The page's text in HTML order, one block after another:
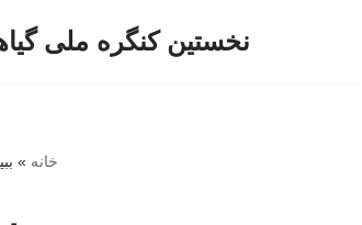
نخستین کنگره ملی
خانه »